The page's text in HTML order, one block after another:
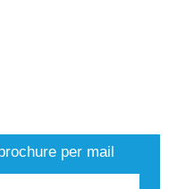
per mail